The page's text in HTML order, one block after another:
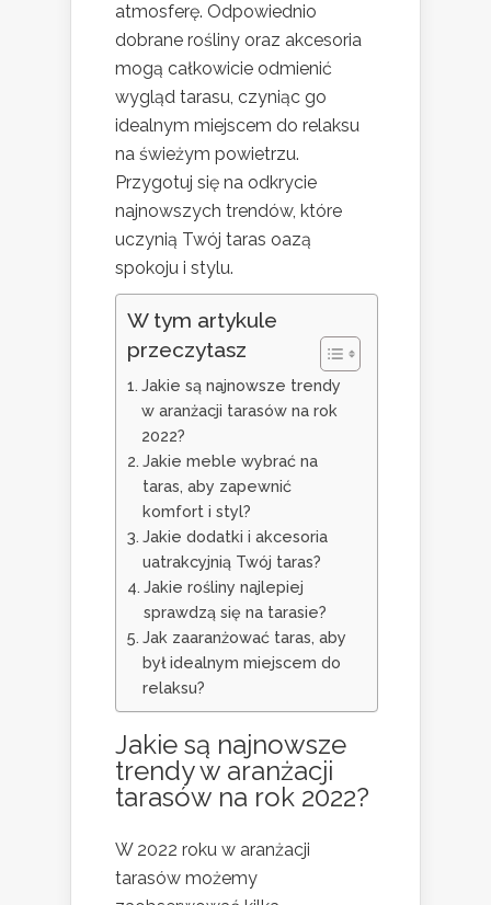
atmosferę. Odpowiednio
dobrane rośliny oraz akcesoria
mogą całkowicie odmienić
wygląd tarasu, czyniąc go
idealnym miejscem do relaksu
na świeżym powietrzu.
Przygotuj się na odkrycie
najnowszych trendów, które
uczynią Twój taras oazą
spokoju i stylu.
W tym artykule
przeczytasz
Jakie są najnowsze trendy
w aranżacji tarasów na rok
2022?
Jakie meble wybrać na
taras, aby zapewnić
komfort i styl?
Jakie dodatki i akcesoria
uatrakcyjnią Twój taras?
Jakie rośliny najlepiej
sprawdzą się na tarasie?
Jak zaaranżować taras, aby
był idealnym miejscem do
relaksu?
Jakie są najnowsze
trendy w aranżacji
tarasów na rok 2022?
W 2022 roku w aranżacji
tarasów możemy